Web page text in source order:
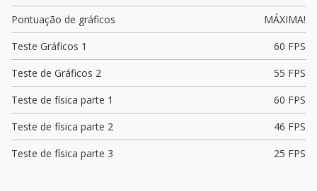
Pontuação de gráficos
MÁXIMA!
Teste Gráficos 1
60 FPS
Teste de Gráficos 2
55 FPS
Teste de física parte 1
60 FPS
Teste de física parte 2
46 FPS
Teste de física parte 3
25 FPS